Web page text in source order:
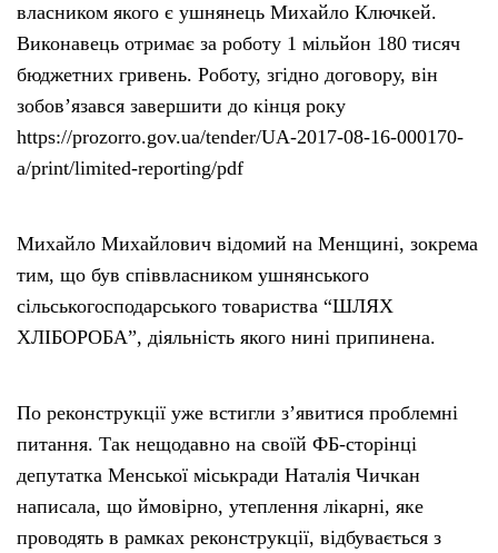
власником якого є ушнянець Михайло Ключкей.
Виконавець отримає за роботу 1 мільйон 180 тисяч
бюджетних гривень. Роботу, згідно договору, він
зобов’язався завершити до кінця року
https://prozorro.gov.ua/tender/UA-2017-08-16-000170-
a/print/limited-reporting/pdf
Михайло Михайлович відомий на Менщині, зокрема
тим, що був співвласником ушнянського
сільськогосподарського товариства “ШЛЯХ
ХЛІБОРОБА”, діяльність якого нині припинена.
По реконструкції уже встигли з’явитися проблемні
питання. Так нещодавно на своїй ФБ-сторінці
депутатка Менської міськради Наталія Чичкан
написала, що ймовірно, утеплення лікарні, яке
проводять в рамках реконструкції, відбувається з